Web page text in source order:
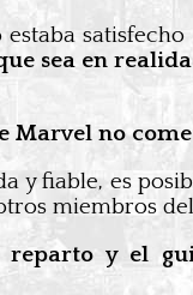
sea en
Marvel no
y fiable, es
miembros
y el